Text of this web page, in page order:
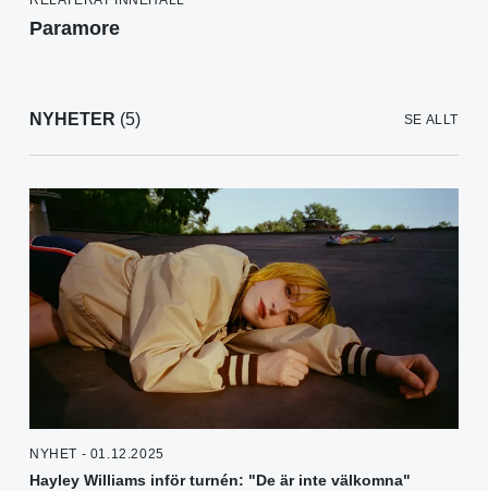
Paramore
NYHETER (5) SE ALLT
NYHET - 01.12.2025
Hayley Williams inför turnén: "De är inte välkomna"